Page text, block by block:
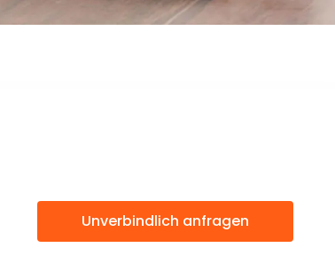
Unverbindlich anfragen